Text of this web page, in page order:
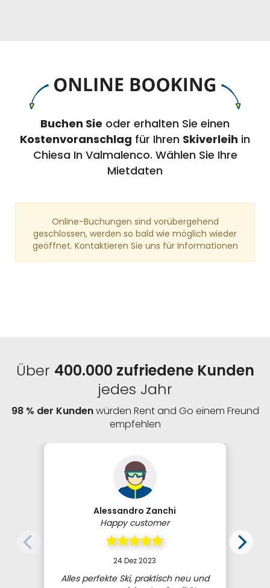
Buchen Sie oder erhalten Sie einen
Kostenvoranschlag für Ihren Skiverleih in
Chiesa In Valmalenco. Wählen Sie Ihre
Mietdaten
Online-Buchungen sind vorübergehend
geschlossen, werden so bald wie möglich wieder
geöffnet. Kontaktieren Sie uns für Informationen
Über 400.000 zufriedene Kunden
jedes Jahr
98 % der Kundenwürden Rent and Go einem Freund
empfehlen
Alessandro Zanchi
Happy customer
24 Dez 2023
Alles perfekte Ski, praktisch neu und